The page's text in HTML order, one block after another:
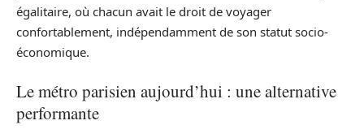
égalitaire, où chacun avait le droit de voyager
confortablement, indépendamment de son statut socio-
économique.
Le métro parisien aujourd’hui : une alternative
performante